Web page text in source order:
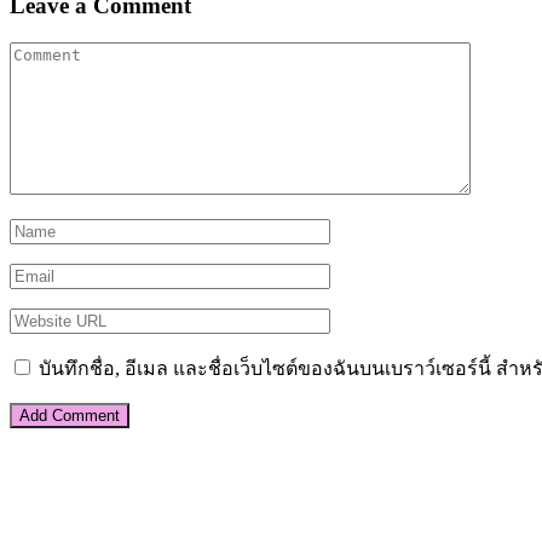
Leave a Comment
บันทึกชื่อ, อีเมล และชื่อเว็บไซต์ของฉันบนเบราว์เซอร์นี้ สำห